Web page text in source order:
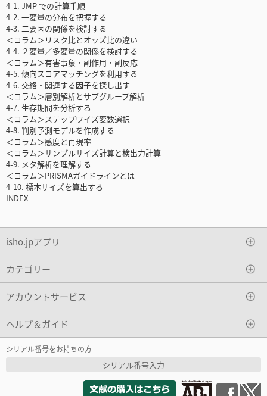
4-1. JMP での計算手順
4-2. 一変量の分布を把握する
4-3. 二要因の関係を検討する
＜コラム＞リスク比とオッズ比の違い
4-4. ２変量／多変量の関係を検討する
＜コラム＞有害事象・副作用・副反応
4-5. 傾向スコアマッチングを利用する
4-6. 交絡・関連する因子を探し出す
＜コラム＞層別解析とサブグループ解析
4-7. 生存期間を分析する
＜コラム＞ステップワイズ変数選択
4-8. 判別予測モデルを作成する
＜コラム＞感度と再現率
＜コラム＞サンプルサイズ計算と検出力計算
4-9. メタ解析を理解する
＜コラム＞PRISMAガイドラインとは
4-10. 標本サイズを算出する
INDEX
isho.jpアプリ
カテゴリー
アカウントサービス
ヘルプ＆ガイド
シリアル番号をお持ちの方
シリアル番号入力